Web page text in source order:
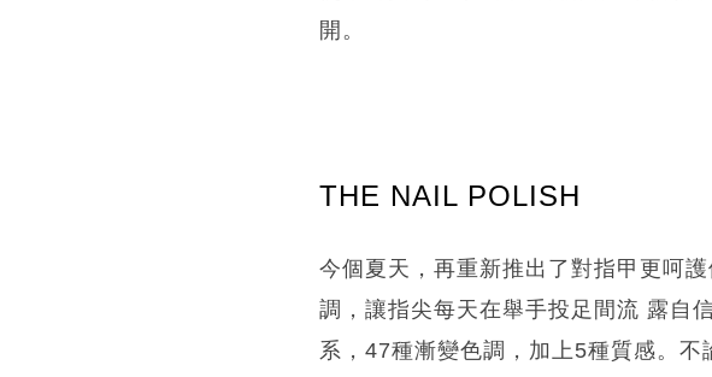
開。
THE NAIL POLISH
今個夏天，再重新推出了對指甲更呵
調，讓指尖每天在舉手投足間流 露自
系，47種漸變色調，加上5種質感。不